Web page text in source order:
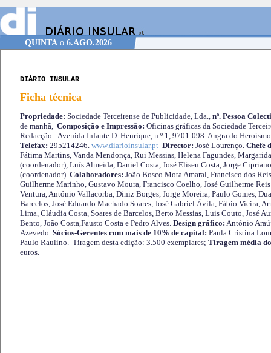
QUINTAo 6.AGO.2026
DIÁRIO INSULAR
Ficha técnica
Propriedade: Sociedade Terceirense de Publicidade, Lda., nº. Pessoa
de manhã, Composição e Impressão: Oficinas gráficas da Sociedade
Redacção - Avenida Infante D. Henrique, n.º 1, 9701-098 Angra do
Telefax: 295214246. www.diarioinsular.pt Director: José Lourenço. Chefe
Fátima Martins, Vanda Mendonça, Rui Messias, Helena Fagundes,
(coordenador), Luís Almeida, Daniel Costa, José Eliseu Costa, Jorge
(coordenador). Colaboradores: João Bosco Mota Amaral, Francisco dos
Guilherme Marinho, Gustavo Moura, Francisco Coelho, José Guilherme
Ventura, António Vallacorba, Diniz Borges, Jorge Moreira, Paulo Gomes,
Barcelos, José Eduardo Machado Soares, José Gabriel Ávila, Fábio Vieira,
Lima, Cláudia Costa, Soares de Barcelos, Berto Messias, Luis Couto, José
Bento, João Costa,Fausto Costa e Pedro Alves. Design gráfico: António
Azevedo. Sócios-Gerentes com mais de 10% de capital: Paula Cristina
Paulo Raulino. Tiragem desta edição: 3.500 exemplares; Tiragem média
euros.